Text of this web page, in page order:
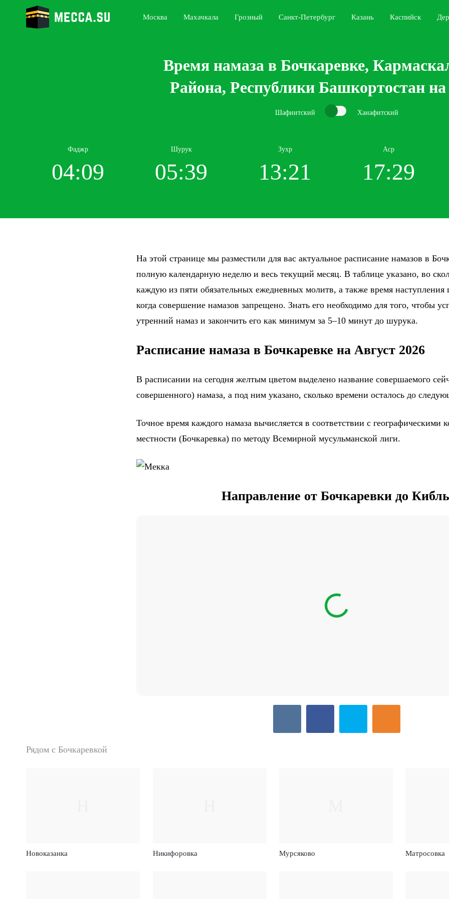
Москва Махачкала Грозный Санкт-Петербург Казань Каспийск
Время намаза в Бочкаревке,
Района, Республики Башкортостан на
Шафиитский Ханафитский
Фаджр
04:09
Шурук
05:39
Зухр
13:21
Аср
17:29
На этой странице мы разместили для вас актуальное расписание намазов в
полную календарную неделю и весь текущий месяц. В таблице указано, во
каждую из пяти обязательных ежедневных молитв, а также время
когда совершение намазов запрещено. Знать его необходимо для того, чтобы
утренний намаз и закончить его как минимум за 5–10 минут до шурука.
Расписание намаза в Бочкаревке на Август 2026
В расписании на сегодня желтым цветом выделено название совершаемого
совершенного) намаза, а под ним указано, сколько времени осталось до
Точное время каждого намаза вычисляется в соответствии с географическими
местности (Бочкаревка) по методу Всемирной мусульманской лиги.
Направление от Бочкаревки до
Рядом с Бочкаревкой
Новоказанка Никифоровка Мурсяково Матросовка